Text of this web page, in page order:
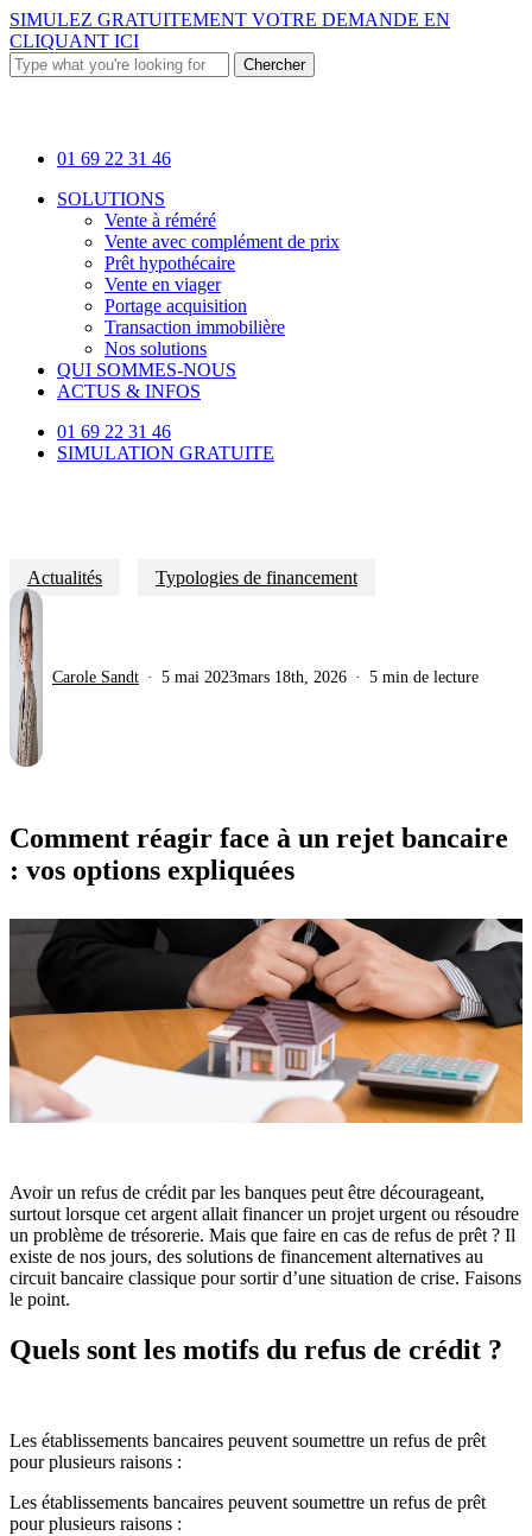
Skip
to
main
content
SIMULEZ GRATUITEMENT VOTRE DEMANDE EN
CLIQUANT ICI
Chercher
01 69 22 31 46
Menu
SOLUTIONS
Vente à réméré
Vente avec complément de prix
Prêt hypothécaire
Vente en viager
Portage acquisition
Transaction immobilière
Nos solutions
QUI SOMMES-NOUS
ACTUS & INFOS
01 69 22 31 46
SIMULATION GRATUITE
Actualités Typologies de financement
Carole Sandt 5 mai 2023mars 18th, 2026 5 min de lecture
Comment réagir face à un rejet bancaire
: vos options expliquées
Avoir un refus de crédit par les banques peut être décourageant,
surtout lorsque cet argent allait financer un projet urgent ou résoudre
un problème de trésorerie. Mais que faire en cas de refus de prêt ? Il
existe de nos jours, des solutions de financement alternatives au
circuit bancaire classique pour sortir d’une situation de crise. Faisons
le point.
Quels sont les motifs du refus de crédit ?
Les établissements bancaires peuvent soumettre un refus de prêt
pour plusieurs raisons :
Les établissements bancaires peuvent soumettre un refus de prêt
pour plusieurs raisons :